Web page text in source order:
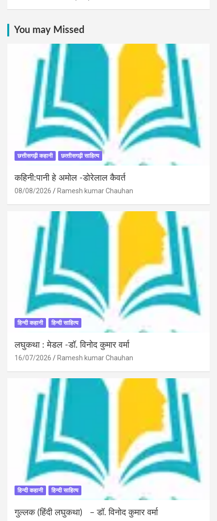
You may Missed
छत्तीसगढ़ी कहानी छत्‍तीसगढ़ी साहित्‍य
कहिनी:पानी हे अमोल -डोरेलाल कैवर्त
08/08/2026 Ramesh kumar Chauhan
हिन्दी कहानी हिन्दी साहित्य
लघुकथा : मेडल -डॉ. विनोद कुमार वर्मा
16/07/2026 Ramesh kumar Chauhan
हिन्दी कहानी हिन्दी साहित्य
गुल्लक (हिंदी लघुकथा) – डॉ. विनोद कुमार वर्मा